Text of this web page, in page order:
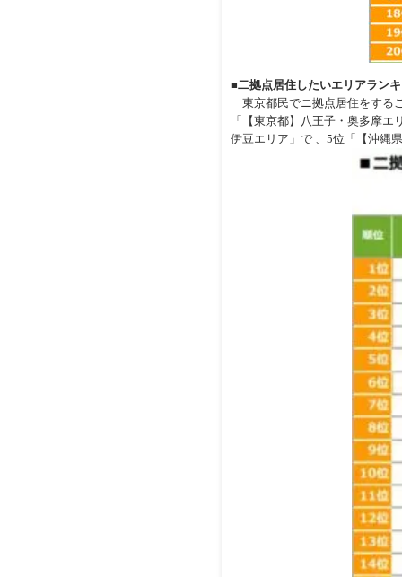
■二拠点居住したいエリアラン
東京都民でニ拠点居住をする
「【東京都】八王子・奥多摩
伊豆エリア」で 、5位「【沖縄